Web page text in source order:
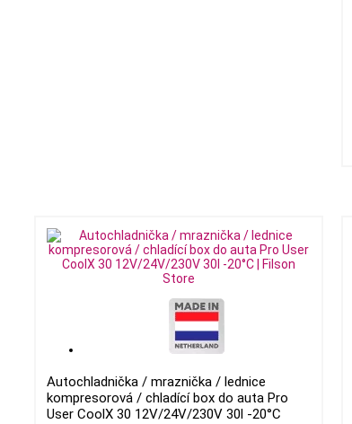
Autochladnička / mraznička / lednice
kompresorová / chladící box do auta Pro
User CoolX 30 12V/24V/230V 30l -20°C